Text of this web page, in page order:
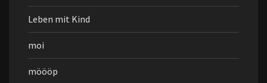
Leben mit Kind
moi
möööp